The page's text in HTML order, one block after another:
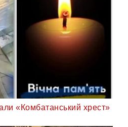
«Комбатанський хрест»